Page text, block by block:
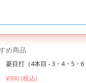
め商品
菱目打（4本目 - 3・4・5・6
¥990 (税込)